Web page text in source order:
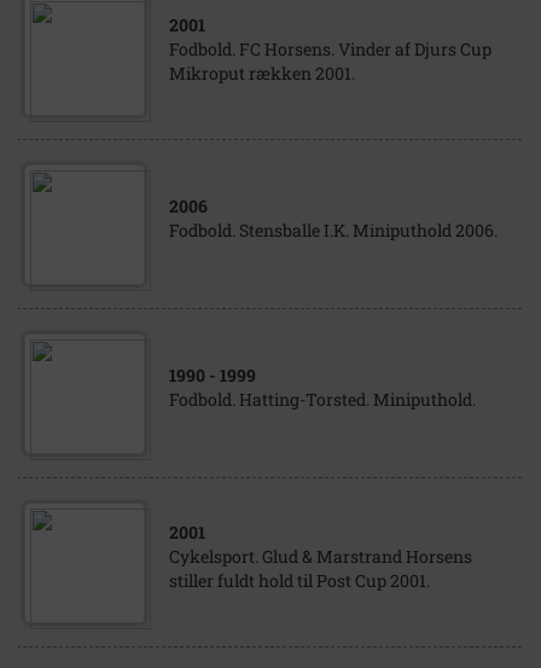
2001
Fodbold. FC Horsens. Vinder af Djurs Cup
Mikroput rækken 2001.
2006
Fodbold. Stensballe I.K. Miniputhold 2006.
1990 - 1999
Fodbold. Hatting-Torsted. Miniputhold.
2001
Cykelsport. Glud & Marstrand Horsens
stiller fuldt hold til Post Cup 2001.